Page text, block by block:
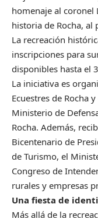
homenaje al coronel
historia de Rocha, al
La recreación
inscripciones para
disponibles hasta el
La iniciativa es
Ecuestres de Rocha
Ministerio de
Rocha. Además,
Bicentenario de
de Turismo, el
Congreso de
rurales y empresas
Una fiesta de
Más allá de la